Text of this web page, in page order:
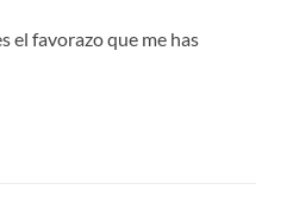
el favorazo que me has